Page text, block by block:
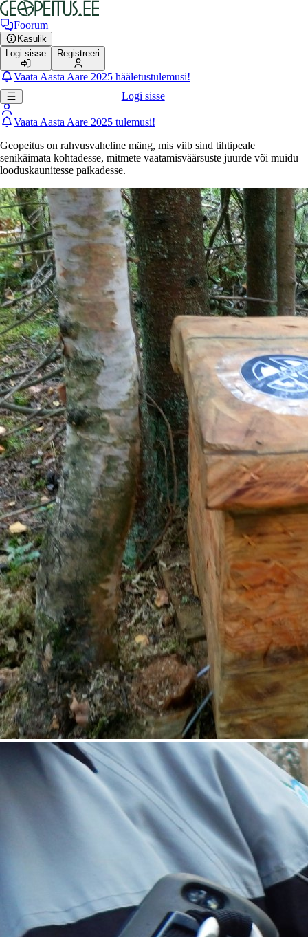
Foorum
Kasulik
Logi sisse
Registreeri
Vaata Aasta Aare 2025 hääletustulemusi!
Logi sisse
Vaata Aasta Aare 2025 tulemusi!
Geopeitus on rahvusvaheline mäng, mis viib sind tihtipeale
senikäimata kohtadesse, mitmete vaatamisväärsuste juurde või muidu
looduskaunitesse paikadesse.